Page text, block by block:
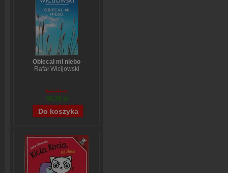
Obiecał mi niebo
Rafał Wicijowski
57,70 zł
46,36 zł